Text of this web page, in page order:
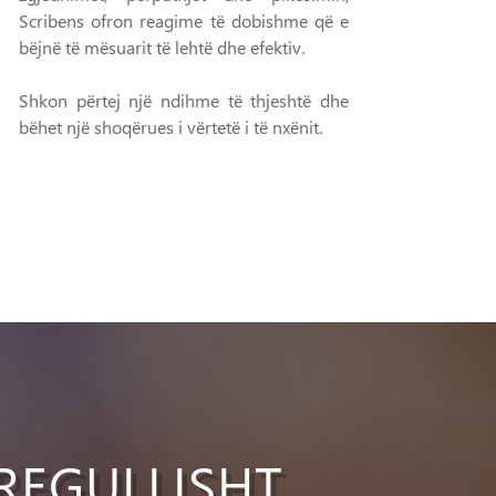
Scribens ofron reagime të dobishme që e
bëjnë të mësuarit të lehtë dhe efektiv.
Shkon përtej një ndihme të thjeshtë dhe
bëhet një shoqërues i vërtetë i të nxënit.